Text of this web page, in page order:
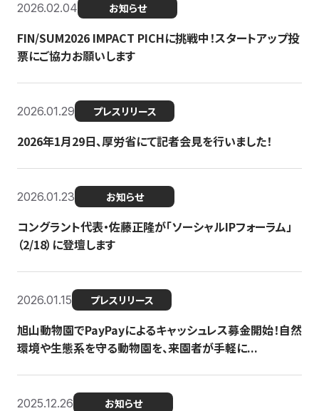
2026.02.04 お知らせ
FIN/SUM2026 IMPACT PICHに挑戦中！スタートアップ投
票にご協力お願いします
2026.01.29 プレスリリース
2026年1月29日、厚労省にて記者会見を行いました！
2026.01.23 お知らせ
コングラント代表・佐藤正隆が「ソーシャルIPフォーラム」
（2/18）に登壇します
2026.01.15 プレスリリース
旭山動物園でPayPayによるキャッシュレス募金開始！自然
環境や生態系を守る動物園を、来園者が手軽に...
2025.12.26 お知らせ